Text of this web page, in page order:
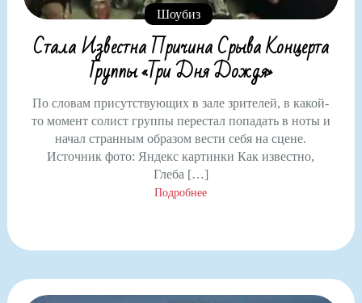
Шоубиз
Стала Известна Причина Срыва Концерта
Группы «Три Дня Дождя»
По словам присутствующих в зале зрителей, в какой-
то момент солист группы перестал попадать в ноты и
начал странным образом вести себя на сцене.
Источник фото: Яндекс картинки Как известно,
Глеба […]
Подробнее